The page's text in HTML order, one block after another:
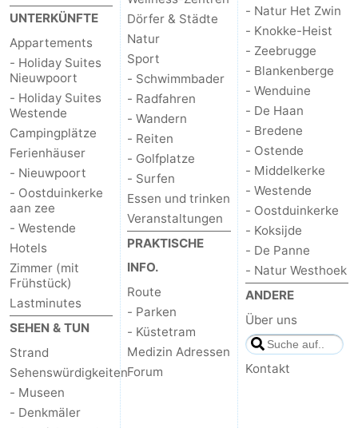
UNTERKÜNFTE
Appartements
- Holiday Suites
Nieuwpoort
- Holiday Suites
Westende
Campingplätze
Ferienhäuser
- Nieuwpoort
- Oostduinkerke
aan zee
- Westende
Hotels
Zimmer (mit
Frühstück)
Lastminutes
SEHEN & TUN
Strand
Sehenswürdigkeiten
- Museen
- Denkmäler
Dörfer & Städte
Natur
Sport
- Schwimmbader
- Radfahren
- Wandern
- Reiten
- Golfplatze
- Surfen
Essen und trinken
Veranstaltungen
PRAKTISCHE
INFO.
Route
- Parken
- Küstetram
Medizin Adressen
Forum
- Natur Het Zwin
- Knokke-Heist
- Zeebrugge
- Blankenberge
- Wenduine
- De Haan
- Bredene
- Ostende
- Middelkerke
- Westende
- Oostduinkerke
- Koksijde
- De Panne
- Natur Westhoek
ANDERE
Über uns
Kontakt